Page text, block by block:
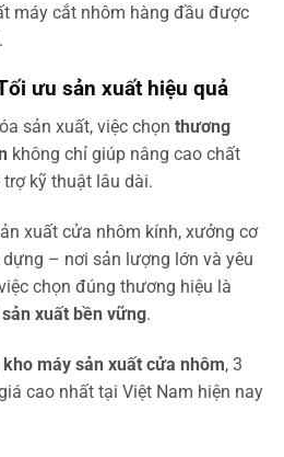
máy cắt nhôm hàng đầu được
ưu sản xuất hiệu quả
sản xuất, việc chọn thương
không chỉ giúp nâng cao chất
kỹ thuật lâu dài.
xuất cửa nhôm kính, xưởng cơ
– nơi sản lượng lớn và yêu
chọn đúng thương hiệu là
xuất bền vững.
máy sản xuất cửa nhôm, 3
cao nhất tại Việt Nam hiện nay